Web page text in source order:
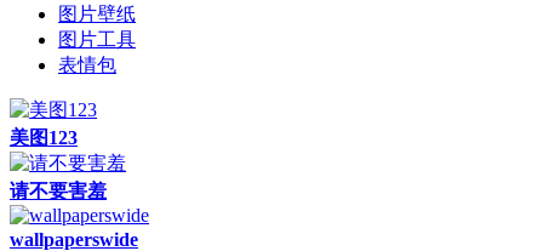
图片壁纸
图片工具
表情包
美图123
请不要害羞
wallpaperswide